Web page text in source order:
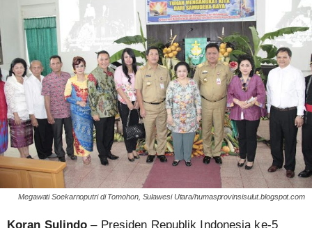
Megawati Soekarnoputri di Tomohon, Sulawesi Utara/humasprovinsisulut.blogspot.com
Koran Sulindo – Presiden Republik Indonesia ke-5